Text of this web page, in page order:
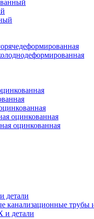
оцинкованная
оцинкованная
детали
канализационные трубы
детали